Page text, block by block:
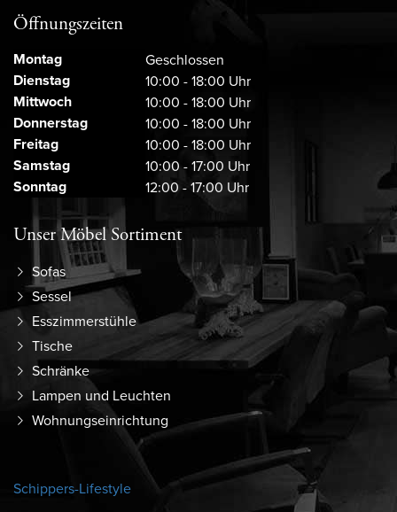
Öffnungszeiten
Montag Geschlossen
Dienstag 10:00 - 18:00 Uhr
Mittwoch 10:00 - 18:00 Uhr
Donnerstag 10:00 - 18:00 Uhr
Freitag 10:00 - 18:00 Uhr
Samstag 10:00 - 17:00 Uhr
Sonntag 12:00 - 17:00 Uhr
Unser Möbel Sortiment
Sofas
Sessel
Esszimmerstühle
Tische
Schränke
Lampen und Leuchten
Wohnungseinrichtung
Schippers-Lifestyle